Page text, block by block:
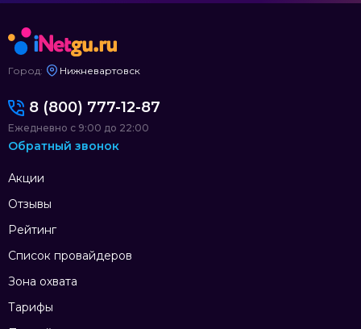
Город: Нижневартовск
Акции
Отзывы
Рейтинг
Список провайдеров
Зона охвата
Тарифы
8 (800) 777-12-87
Ежедневно с 9:00 до 22:00
Обратный звонок